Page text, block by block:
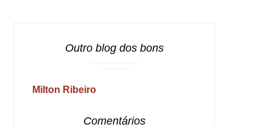
Outro blog dos bons
Milton Ribeiro
Comentários